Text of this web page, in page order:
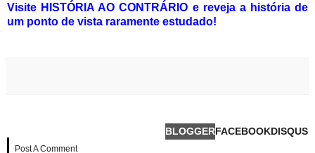
Visite HISTÓRIA AO CONTRÁRIO e reveja a história de
um ponto de vista raramente estudado!
Post A Comment
BLOGGERFACEBOOKDISQUS